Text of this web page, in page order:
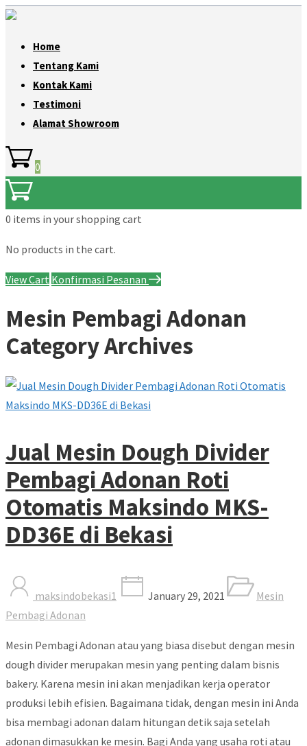
Home
Tentang Kami
Kontak Kami
Testimoni
Alamat Showroom
0
0 items in your shopping cart
No products in the cart.
View Cart Konfirmasi Pesanan
Mesin Pembagi Adonan
Category Archives
Jual Mesin Dough Divider
Pembagi Adonan Roti
Otomatis Maksindo MKS-
DD36E di Bekasi
maksindobekasi1 January 29, 2021
Mesin
Pembagi Adonan
Mesin Pembagi Adonan atau yang biasa disebut dengan mesin
dough divider merupakan mesin yang penting dalam bisnis
bakery. Karena mesin ini akan menjadikan kerja operator
produksi lebih efisien. Bagaimana tidak, dengan mesin ini Anda
bisa membagi adonan dalam hitungan detik saja setelah
adonan dimasukkan ke mesin. Bagi Anda yang usaha roti atau